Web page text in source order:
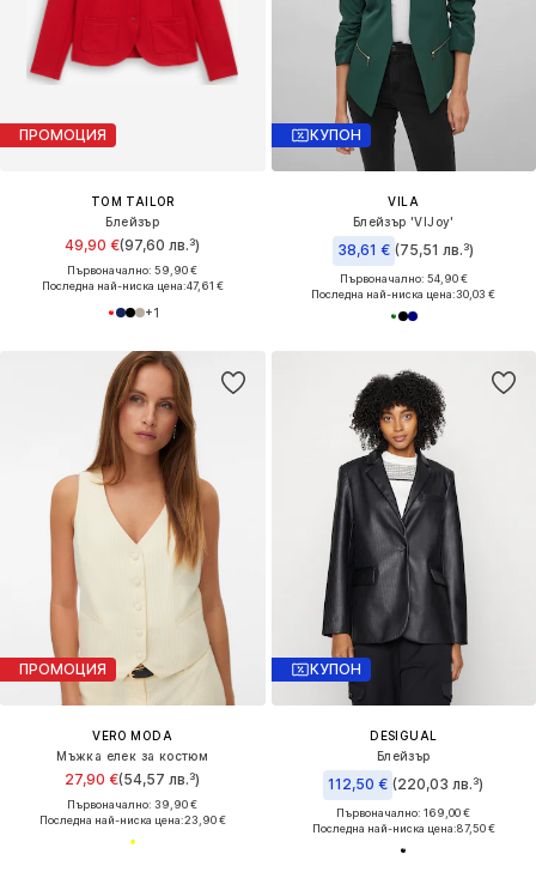
ПРОМОЦИЯ
TOM TAILOR
Блейзър
49,90 €(97,60 лв.³)
Първоначално: 59,90 €
Последна най-ниска цена:47,61 €
+1
КУПОН
VILA
Блейзър 'VIJoy'
38,61 € (75,51 лв.³)
Първоначално: 54,90 €
Последна най-ниска цена:30,03 €
ПРОМОЦИЯ
VERO MODA
Мъжка елек за костюм
27,90 €(54,57 лв.³)
Първоначално: 39,90 €
Последна най-ниска цена:23,90 €
КУПОН
DESIGUAL
Блейзър
112,50 € (220,03 лв.³)
Първоначално: 169,00 €
Последна най-ниска цена:87,50 €